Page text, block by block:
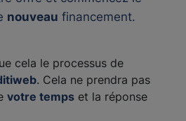
nouveau financement.
cela le processus de
. Cela ne prendra pas
votre temps et la réponse